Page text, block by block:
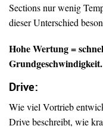
Sections nur wenig
dieser Unterschied
Hohe Wertung =
Grundgeschwindigkeit.
Drive:
Wie viel Vortrieb
Drive beschreibt, wie